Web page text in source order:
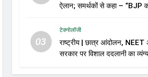
ऐलान; समर्थकों से कहा – “BJP
03
टेक्नोलॉजी
राष्ट्रीय | छात्र आंदोलन,
सरकार पर विशाल ददलानी का